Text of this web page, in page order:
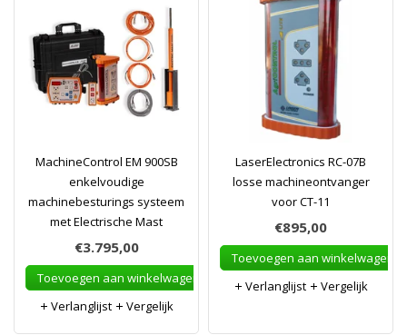
MachineControl EM 900SB
enkelvoudige
machinebesturings systeem
met Electrische Mast
€3.795,00
Toevoegen aan winkelwagen
Verlanglijst
Vergelijk
LaserElectronics RC-07B
losse machineontvanger
voor CT-11
€895,00
Toevoegen aan winkelwagen
Verlanglijst
Vergelijk